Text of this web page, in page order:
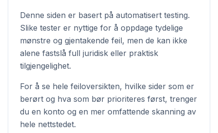
Denne siden er basert på automatisert testing.
Slike tester er nyttige for å oppdage tydelige
mønstre og gjentakende feil, men de kan ikke
alene fastslå full juridisk eller praktisk
tilgjengelighet.
For å se hele feiloversikten, hvilke sider som er
berørt og hva som bør prioriteres først, trenger
du en konto og en mer omfattende skanning av
hele nettstedet.